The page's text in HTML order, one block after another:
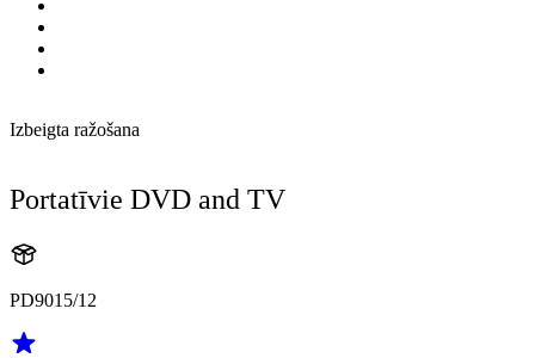
Izbeigta ražošana
Portatīvie DVD and TV
PD9015/12